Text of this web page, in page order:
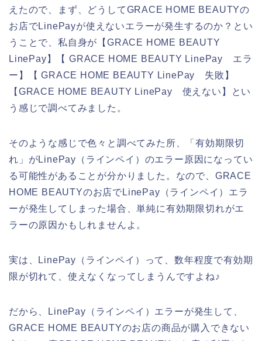
えたので、まず、どうしてGRACE HOME BEAUTYの
お店でLinePayが使えないエラーが発生するのか？とい
うことで、私自身が【GRACE HOME BEAUTY
LinePay】【 GRACE HOME BEAUTY LinePay エラ
ー】【 GRACE HOME BEAUTY LinePay 失敗】
【GRACE HOME BEAUTY LinePay 使えない】とい
う感じで調べてみました。
そのような感じで色々と調べてみた所、「有効期限切
れ」がLinePay（ラインペイ）のエラー原因になってい
る可能性があることが分かりました。なので、GRACE
HOME BEAUTYのお店でLinePay（ラインペイ）エラ
ーが発生してしまった場合、単純に有効期限切れがエ
ラーの原因かもしれませんよ。
実は、LinePay（ラインペイ）って、数年程度で有効期
限が切れて、使えなくなってしまうんですよね♪
だから、LinePay（ラインペイ）エラーが発生して、
GRACE HOME BEAUTYのお店の商品が購入できない